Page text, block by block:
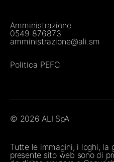
Amministrazione
0549 876873
amministrazione@ali.sm
Politica PEFC
© 2026ALI SpA
Tutte le immagini, i loghi, la
presente sito web sono di